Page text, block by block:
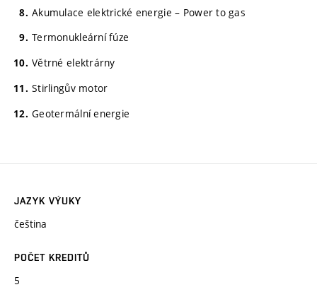
Akumulace elektrické energie – Power to gas
Termonukleární fúze
Větrné elektrárny
Stirlingův motor
Geotermální energie
JAZYK VÝUKY
čeština
POČET KREDITŮ
5